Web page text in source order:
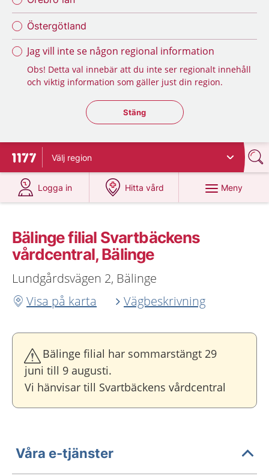
Östergötland
Jag vill inte se någon regional information
Obs! Detta val innebär att du inte ser regionalt innehåll
och viktig information som gäller just din region.
Stäng regionsväljaren
Stäng
Till startsidan för 1177
Välj region
Logga in
på 1177.se
Hitta vård
på 1177.se
Meny
Bälinge filial Svartbäckens
vårdcentral, Bälinge
Lundgårdsvägen 2, Bälinge
Visa på karta
Vägbeskrivning
Bälinge filial har sommarstängt 29
juni till 9 augusti.
Vi hänvisar till Svartbäckens vårdcentral
Våra e-tjänster